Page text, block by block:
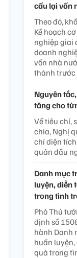
cấu lại vốn
Theo đó,
Kế hoạch
nghiệp giai
doanh
vốn nhà
thành
Nguyên
tăng cho
Về tiêu chí,
chia, Nghị
chí diện
quân đầu
Danh mục
luyện, diễn
trong tình
Phó Thủ
định số
hành Danh
huấn
quả trong